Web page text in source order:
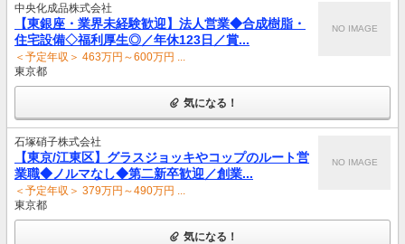
中央化成品株式会社
【東銀座・業界未経験歓迎】法人営業◆合成樹脂・
住宅設備◇福利厚生◎／年休123日／賞...
＜予定年収＞ 463万円～600万円 ...
東京都
NO IMAGE
気になる！
石塚硝子株式会社
【東京/江東区】グラスジョッキやコップのルート営
業職◆ノルマなし◆第二新卒歓迎／創業...
＜予定年収＞ 379万円～490万円 ...
東京都
NO IMAGE
気になる！